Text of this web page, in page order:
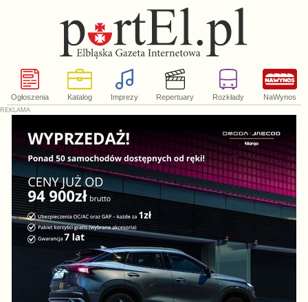
Ogłoszenia Katalog Imprezy Repertuary Rozkłady NaWynos